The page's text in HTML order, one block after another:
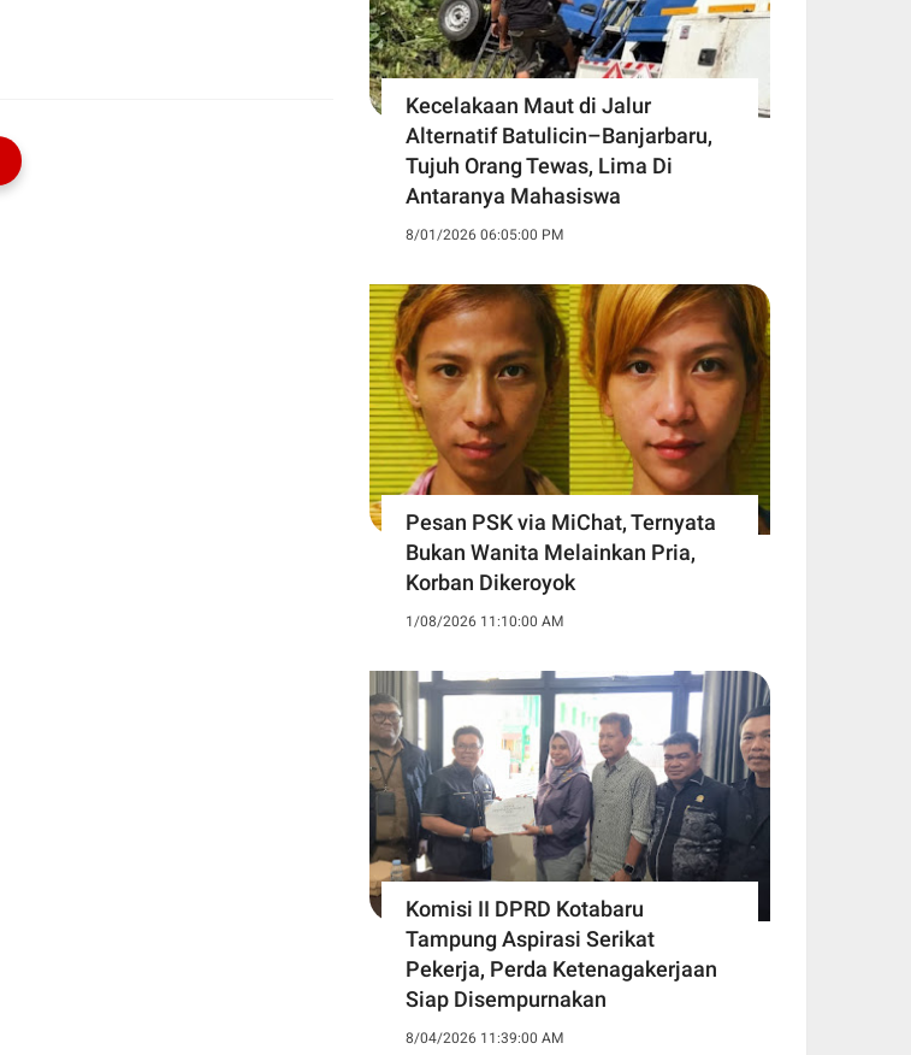
Kecelakaan Maut di Jalur
Alternatif Batulicin–Banjarbaru,
Tujuh Orang Tewas, Lima Di
Antaranya Mahasiswa
8/01/2026 06:05:00 PM
Pesan PSK via MiChat, Ternyata
Bukan Wanita Melainkan Pria,
Korban Dikeroyok
1/08/2026 11:10:00 AM
Komisi II DPRD Kotabaru
Tampung Aspirasi Serikat
Pekerja, Perda Ketenagakerjaan
Siap Disempurnakan
8/04/2026 11:39:00 AM